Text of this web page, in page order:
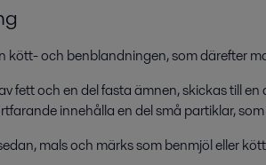
kött- och benblandningen, som därefter
fett och en del fasta ämnen, skickas till
innehålla en del små partiklar,
mals och märks som benmjöl eller